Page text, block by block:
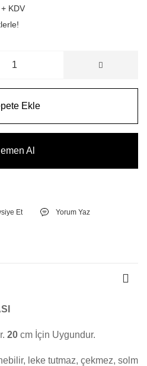
KDV
Ekle
Al
Et Yorum Yaz
20 cm İçin Uygundur.
leke tutmaz, çekmez, solm